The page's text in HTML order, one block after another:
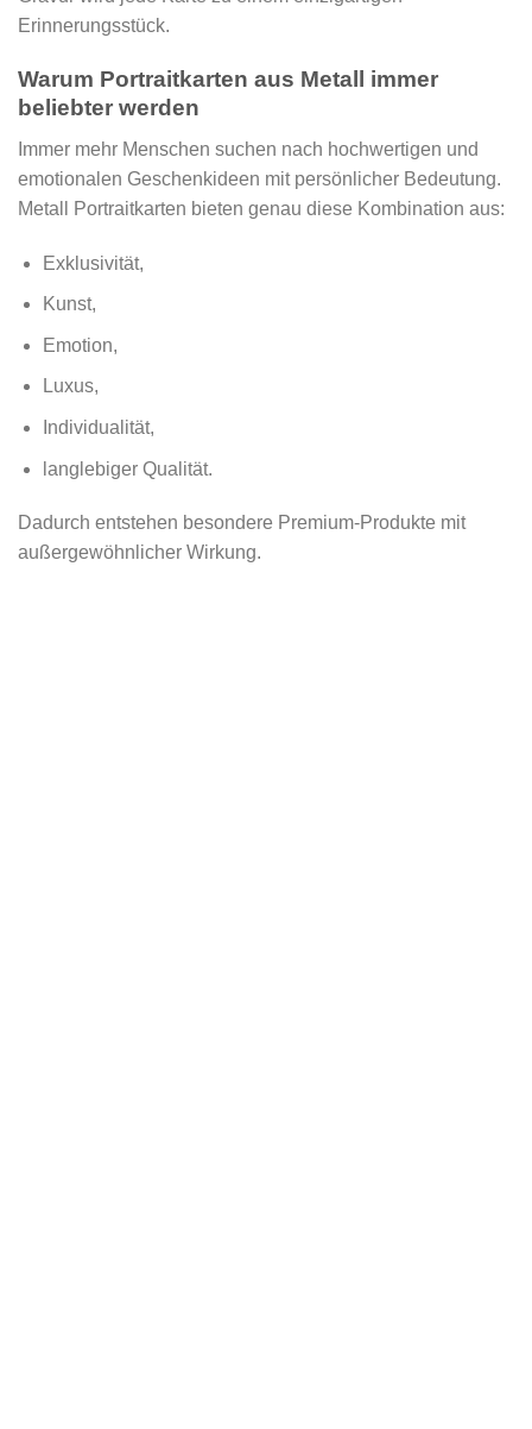
Erinnerungsstück.
Warum Portraitkarten aus Metall immer
beliebter werden
Immer mehr Menschen suchen nach hochwertigen und
emotionalen Geschenkideen mit persönlicher Bedeutung.
Metall Portraitkarten bieten genau diese Kombination aus:
Exklusivität,
Kunst,
Emotion,
Luxus,
Individualität,
langlebiger Qualität.
Dadurch entstehen besondere Premium-Produkte mit
außergewöhnlicher Wirkung.